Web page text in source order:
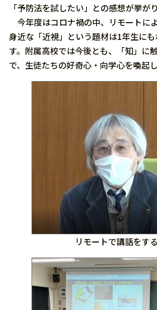
「予防法を試したい」との感想が挙が
今年度はコロナ禍の中、リモートに
身近な「近視」という題材は1年生に
す。附属高校では今後とも、「知」に
で、生徒たちの好奇心・向学心を喚起
リモートで講話をす